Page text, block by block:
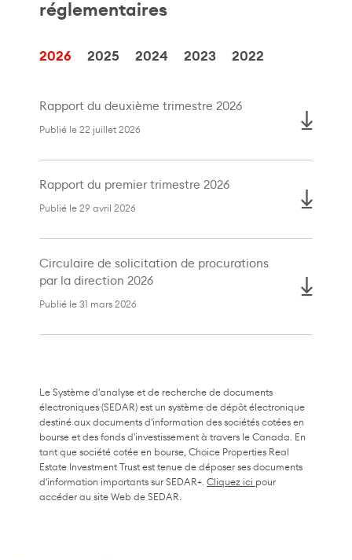
Communiqué de presse
Événements
Gouvernance
Historique de distribution
Historique en matière d’impôt
Couverture par les analystes
réglementaires
2026 2025 2024 2023 2022
Rapport du deuxième trimestre 2026
Publié le 22 juillet 2026
Rapport du premier trimestre 2026
Publié le 29 avril 2026
Circulaire de solicitation de procurations
par la direction 2026
Publié le 31 mars 2026
Le Système d'analyse et de recherche de documents
électroniques (SEDAR) est un système de dépôt électronique
destiné aux documents d'information des sociétés cotées en
bourse et des fonds d'investissement à travers le Canada. En
tant que société cotée en bourse, Choice Properties Real
Estate Investment Trust est tenue de déposer ses documents
d'information importants sur SEDAR+. Cliquez ici (s'ouvre dans un
pour
accéder au site Web de SEDAR.